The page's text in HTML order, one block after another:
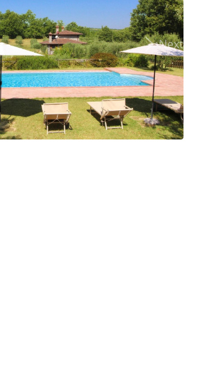
Next